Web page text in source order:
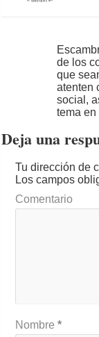
de los
que
atenten
social,
tema en
Deja una
Tu dirección de
Los campos
Comentario
Nombre*